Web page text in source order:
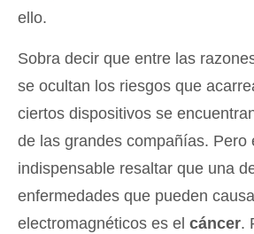
ello.
Sobra decir que entre las
se ocultan los riesgos que
ciertos dispositivos se
de las grandes compañías. Pero
indispensable resaltar que una
enfermedades que pueden
electromagnéticos es el cáncer.